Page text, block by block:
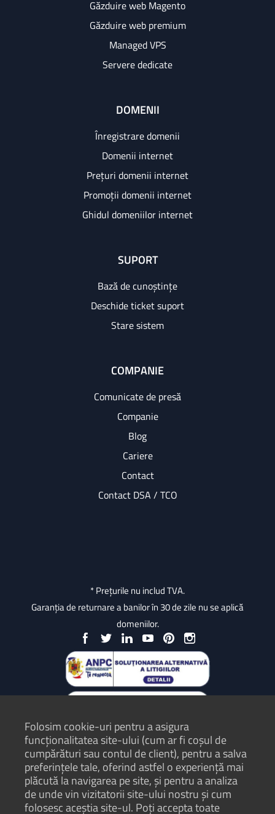
Găzduire web Magento
Găzduire web premium
Managed VPS
Servere dedicate
DOMENII
Înregistrare domenii
Domenii internet
Prețuri domenii internet
Promoții domenii internet
Ghidul domeniilor internet
SUPORT
Bază de cunoștințe
Deschide ticket suport
Stare sistem
COMPANIE
Comunicate de presă
Companie
Blog
Cariere
Contact
Contact DSA / TCO
* Prețurile nu includ TVA.
Garanția de returnare a banilor în 30 de zile nu se aplică
domeniilor.
Protecția Consumatorilor - ANPC
Termeni și condiții
Folosim cookie-uri pentru a asigura
funcționalitatea site-ului (cum ar fi coșul de
cumpărături sau contul de client), pentru a salva
preferințele tale, oferind astfel o experiență mai
plăcută la navigarea pe site, și pentru a analiza
de unde vin vizitatorii site-ului nostru și cum
folosesc aceștia site-ul. Poți accepta toate